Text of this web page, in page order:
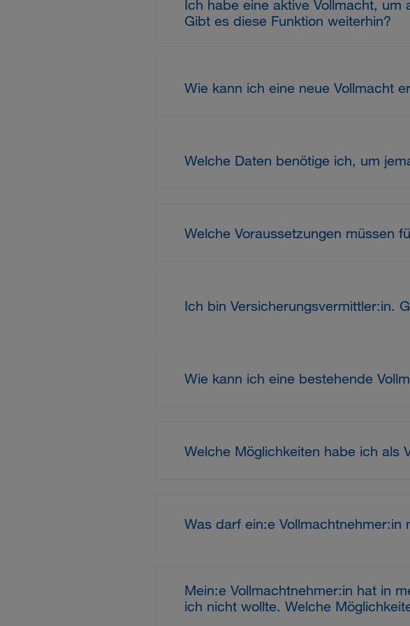
Ich habe eine aktive Vollmacht,
Gibt es diese Funktion weiterhin?
Wie kann ich eine neue Vollmacht
Welche Daten benötige ich, um
Welche Voraussetzungen müssen
Ich bin Versicherungsvermittler:in.
Wie kann ich eine bestehende
Welche Möglichkeiten habe ich als
Was darf ein:e Vollmachtnehmer:in
Mein:e Vollmachtnehmer:in hat in
ich nicht wollte. Welche